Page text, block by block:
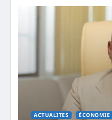
ACTUALITES ÉCONOMIE